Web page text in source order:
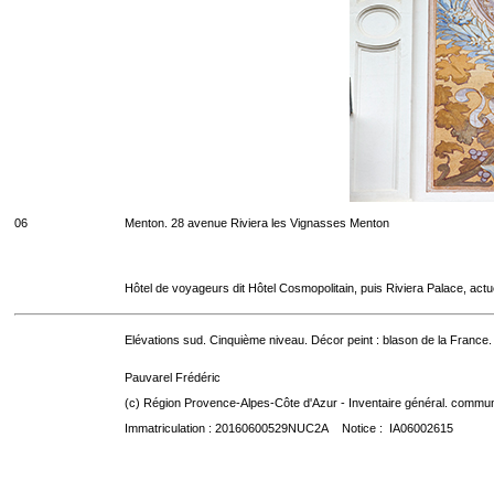
06 Menton. 28 avenue Riviera les Vignasses Menton
Hôtel de voyageurs dit Hôtel Cosmopolitain, puis Riviera Palace,
Elévations sud. Cinquième niveau. Décor peint : blason de la France.
Pauvarel Frédéric
(c) Région Provence-Alpes-Côte d'Azur - Inventaire général.
Immatriculation : 20160600529NUC2A Notice : IA06002615